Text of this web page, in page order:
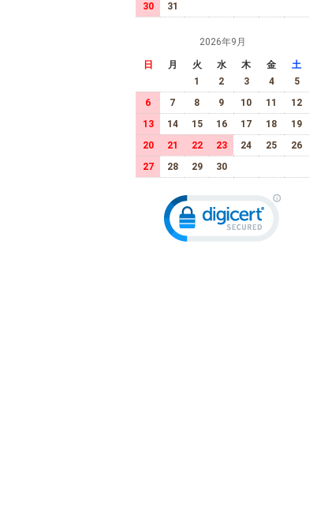
30
31
2026年9月
日 月 火 水 木 金
土
1
2 3 4
5
6
7 8 9 10 11
12
13
14 15 16 17 18
19
20
21 22 23 24 25
26
27
28 29 30